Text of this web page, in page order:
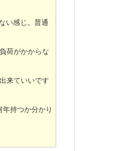
い感じ。普通
荷がかからな
来ていいです
持つか分かり